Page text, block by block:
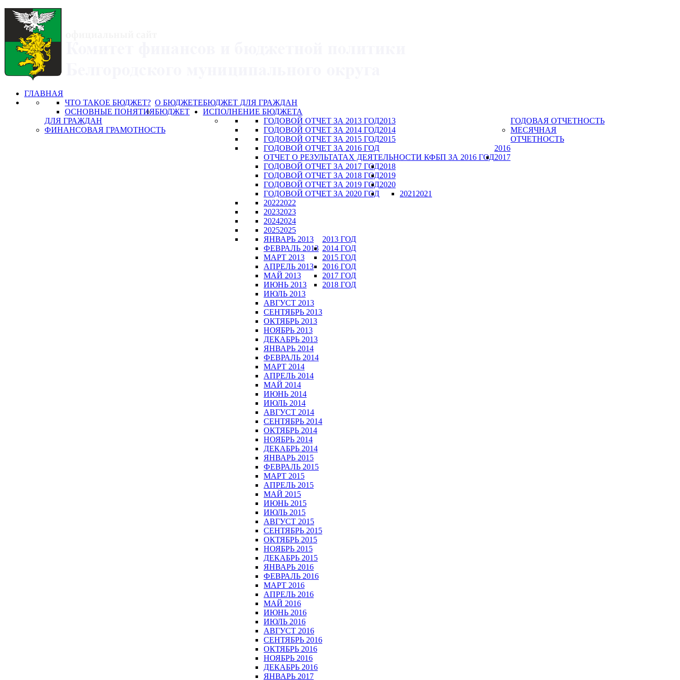
ГЛАВНАЯ
БЮДЖЕТ ДЛЯ ГРАЖДАН
О БЮДЖЕТЕ
ЧТО ТАКОЕ БЮДЖЕТ?
ОСНОВНЫЕ ПОНЯТИЯБЮДЖЕТ
ДЛЯ ГРАЖДАН
ФИНАНСОВАЯ ГРАМОТНОСТЬ
ИСПОЛНЕНИЕ БЮДЖЕТА
ГОДОВАЯ ОТЧЕТНОСТЬ
2013
ГОДОВОЙ ОТЧЕТ ЗА 2013 ГОД
2014
ГОДОВОЙ ОТЧЕТ ЗА 2014 ГОД
2015
ГОДОВОЙ ОТЧЕТ ЗА 2015 ГОД
2016
ГОДОВОЙ ОТЧЕТ ЗА 2016 ГОД
ОТЧЕТ О РЕЗУЛЬТАТАХ ДЕЯТЕЛЬНОСТИ КФБП ЗА 2016 ГОД2017
ГОДОВОЙ ОТЧЕТ ЗА 2017 ГОД2018
ГОДОВОЙ ОТЧЕТ ЗА 2018 ГОД2019
ГОДОВОЙ ОТЧЕТ ЗА 2019 ГОД2020
ГОДОВОЙ ОТЧЕТ ЗА 2020 ГОД
2021
2021
2022
2022
2023
2023
2024
2024
2025
2025
МЕСЯЧНАЯ
ОТЧЕТНОСТЬ
2013 ГОД
ЯНВАРЬ 2013
ФЕВРАЛЬ 2013
МАРТ 2013
АПРЕЛЬ 2013
МАЙ 2013
ИЮНЬ 2013
ИЮЛЬ 2013
АВГУСТ 2013
СЕНТЯБРЬ 2013
ОКТЯБРЬ 2013
НОЯБРЬ 2013
ДЕКАБРЬ 2013
2014 ГОД
ЯНВАРЬ 2014
ФЕВРАЛЬ 2014
МАРТ 2014
АПРЕЛЬ 2014
МАЙ 2014
ИЮНЬ 2014
ИЮЛЬ 2014
АВГУСТ 2014
СЕНТЯБРЬ 2014
ОКТЯБРЬ 2014
НОЯБРЬ 2014
ДЕКАБРЬ 2014
2015 ГОД
ЯНВАРЬ 2015
ФЕВРАЛЬ 2015
МАРТ 2015
АПРЕЛЬ 2015
МАЙ 2015
ИЮНЬ 2015
ИЮЛЬ 2015
АВГУСТ 2015
СЕНТЯБРЬ 2015
ОКТЯБРЬ 2015
НОЯБРЬ 2015
ДЕКАБРЬ 2015
2016 ГОД
ЯНВАРЬ 2016
ФЕВРАЛЬ 2016
МАРТ 2016
АПРЕЛЬ 2016
МАЙ 2016
ИЮНЬ 2016
ИЮЛЬ 2016
АВГУСТ 2016
СЕНТЯБРЬ 2016
ОКТЯБРЬ 2016
НОЯБРЬ 2016
ДЕКАБРЬ 2016
2017 ГОД
ЯНВАРЬ 2017
2018 ГОД